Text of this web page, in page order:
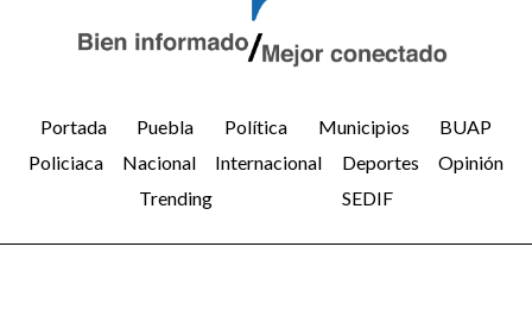
Portada Puebla Política Municipios
BUAP
Policiaca
Nacional Internacional Deportes
Opinión
Trending
SEDIF